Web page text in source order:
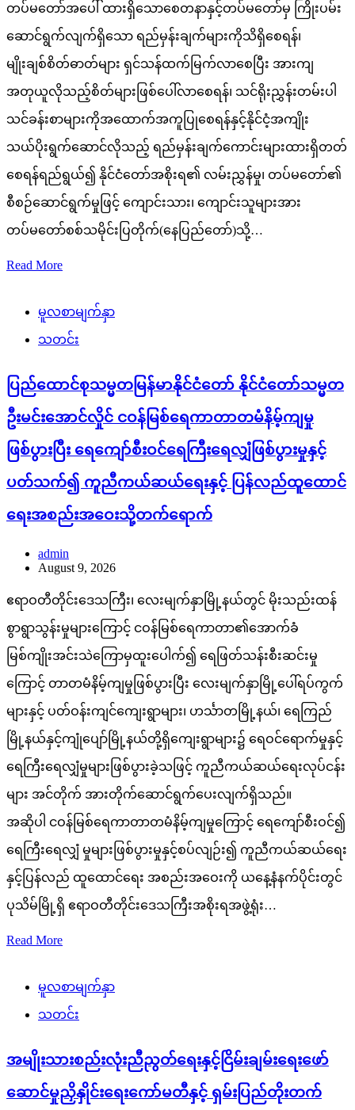
တပ်မတော်အပေါ် ထားရှိသောစေတနာနှင့်တပ်မတော်မှ ကြိုးပမ်း
ဆောင်ရွက်လျက်ရှိသော ရည်မှန်းချက်များကိုသိရှိစေရန်၊
မျိုးချစ်စိတ်ဓာတ်များ ရှင်သန်ထက်မြက်လာစေပြီး အားကျ
အတုယူလိုသည့်စိတ်များဖြစ်ပေါ်လာစေရန်၊ သင်ရိုးညွှန်းတမ်းပါ
သင်ခန်းစာများကိုအထောက်အကူပြုစေရန်နှင့်နိုင်ငံ့အကျိုး
သယ်ပိုးရွက်ဆောင်လိုသည့် ရည်မှန်းချက်ကောင်းများထားရှိတတ်
စေရန်ရည်ရွယ်၍ နိုင်ငံတော်အစိုးရ၏ လမ်းညွှန်မှု၊ တပ်မတော်၏
စီစဉ်ဆောင်ရွက်မှုဖြင့် ကျောင်းသား၊ ကျောင်းသူများအား
တပ်မတော်စစ်သမိုင်းပြတိုက်(နေပြည်တော်)သို့…
Read More
မူလစာမျက်နှာ
သတင်း
ပြည်ထောင်စုသမ္မတမြန်မာနိုင်ငံတော် နိုင်ငံတော်သမ္မတ
ဦးမင်းအောင်လှိုင် ငဝန်မြစ်ရေကာတာတမံနိမ့်ကျမှု
ဖြစ်ပွားပြီး ရေကျော်စီးဝင်ရေကြီးရေလျှံဖြစ်ပွားမှုနှင့်
ပတ်သက်၍ ကူညီကယ်ဆယ်ရေးနှင့် ပြန်လည်ထူထောင်
ရေးအစည်းအဝေးသို့တက်ရောက်
admin
August 9, 2026
ဧရာဝတီတိုင်းဒေသကြီး၊ လေးမျက်နှာမြို့နယ်တွင် မိုးသည်းထန်
စွာရွာသွန်းမှုများကြောင့် ငဝန်မြစ်ရေကာတာ၏အောက်ခံ
မြစ်ကျိုးအင်းသဲကြောမှထူးပေါက်၍ ရေဖြတ်သန်းစီးဆင်းမှု
ကြောင့် တာတမံနိမ့်ကျမှုဖြစ်ပွားပြီး လေးမျက်နှာမြို့ပေါ်ရပ်ကွက်
များနှင့် ပတ်ဝန်းကျင်ကျေးရွာများ၊ ဟင်္သာတမြို့နယ်၊ ရေကြည်
မြို့နယ်နှင့်ကျုံပျော်မြို့နယ်တို့ရှိကျေးရွာများ၌ ရေဝင်ရောက်မှုနှင့်
ရေကြီးရေလျှံမှုများဖြစ်ပွားခဲ့သဖြင့် ကူညီကယ်ဆယ်ရေးလုပ်ငန်း
များ အင်တိုက် အားတိုက်ဆောင်ရွက်ပေးလျက်ရှိသည်။
အဆိုပါ ငဝန်မြစ်ရေကာတာတမံနိမ့်ကျမှုကြောင့် ရေကျော်စီးဝင်၍
ရေကြီးရေလျှံ မှုများဖြစ်ပွားမှုနှင့်စပ်လျဉ်း၍ ကူညီကယ်ဆယ်ရေး
နှင့်ပြန်လည် ထူထောင်ရေး အစည်းအဝေးကို ယနေ့နံနက်ပိုင်းတွင်
ပုသိမ်မြို့ရှိ ဧရာဝတီတိုင်းဒေသကြီးအစိုးရအဖွဲ့ရုံး…
Read More
မူလစာမျက်နှာ
သတင်း
အမျိုးသားစည်းလုံးညီညွတ်ရေးနှင့်ငြိမ်းချမ်းရေးဖော်
ဆောင်မှုညှိနှိုင်းရေးကော်မတီနှင့် ရှမ်းပြည်တိုးတက်